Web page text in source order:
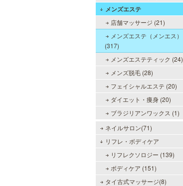
メンズエステ
店舗マッサージ (21)
メンズエステ（メンエス）
(317)
メンズエステティック (24)
メンズ脱毛 (28)
フェイシャルエステ (20)
ダイエット・痩身 (20)
ブラジリアンワックス (1)
ネイルサロン(71)
リフレ・ボディケア
リフレクソロジー (139)
ボディケア (151)
タイ古式マッサージ(8)